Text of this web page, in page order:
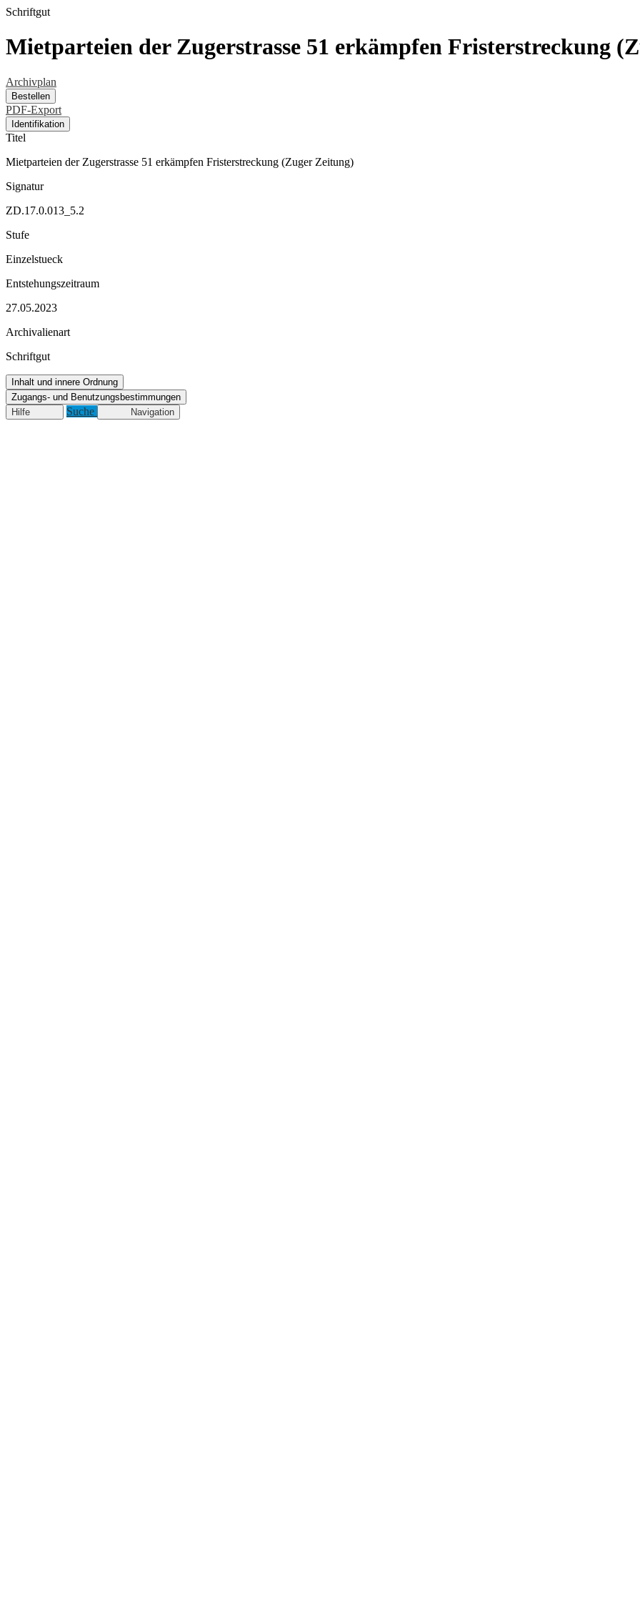
Schriftgut
Mietparteien der Zugerstrasse 51 erkämpfen Fristerstreckung
Archivplan
Bestellen
PDF-Export
Identifikation
Titel
Mietparteien der Zugerstrasse 51 erkämpfen Fristerstreckung (Zuger Zeitung)
Signatur
ZD.17.0.013_5.2
Stufe
Einzelstueck
Entstehungszeitraum
27.05.2023
Archivalienart
Schriftgut
Inhalt und innere Ordnung
Zugangs- und Benutzungsbestimmungen
Hilfe
Suche Navigation